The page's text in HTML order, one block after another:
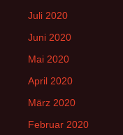
Juli 2020
Juni 2020
Mai 2020
April 2020
März 2020
Februar 2020